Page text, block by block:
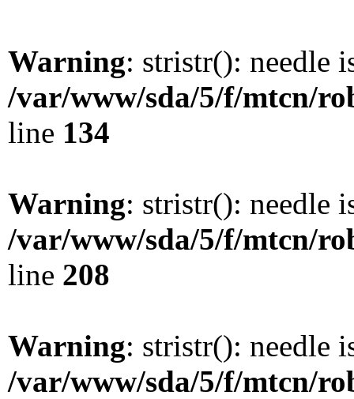
Warning: stristr(): needle
/var/www/sda/5/f/mtcn/
line 134
Warning: stristr(): needle
/var/www/sda/5/f/mtcn/
line 208
Warning: stristr(): needle
/var/www/sda/5/f/mtcn/